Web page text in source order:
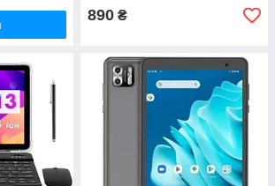
890 ₴